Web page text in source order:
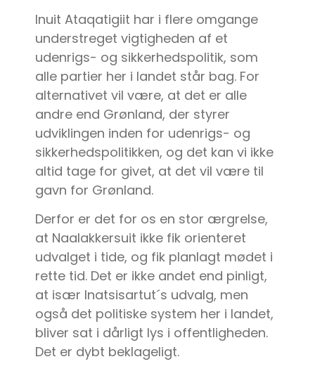
Inuit Ataqatigiit har i flere omgange
understreget vigtigheden af et
udenrigs- og sikkerhedspolitik, som
alle partier her i landet står bag. For
alternativet vil være, at det er alle
andre end Grønland, der styrer
udviklingen inden for udenrigs- og
sikkerhedspolitikken, og det kan vi ikke
altid tage for givet, at det vil være til
gavn for Grønland.
Derfor er det for os en stor ærgrelse,
at Naalakkersuit ikke fik orienteret
udvalget i tide, og fik planlagt mødet i
rette tid. Det er ikke andet end pinligt,
at især Inatsisartut´s udvalg, men
også det politiske system her i landet,
bliver sat i dårligt lys i offentligheden.
Det er dybt beklageligt.